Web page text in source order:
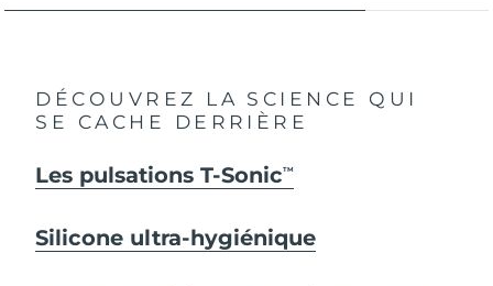
DÉCOUVREZ LA SCIENCE QUI
SE CACHE DERRIÈRE
Les pulsations T-SonicTM
Silicone ultra-hygiénique